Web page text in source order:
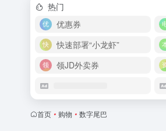
热门
优惠券
快速部署“小龙虾”
领JD外卖券
首页 • 购物 • 数字尾巴